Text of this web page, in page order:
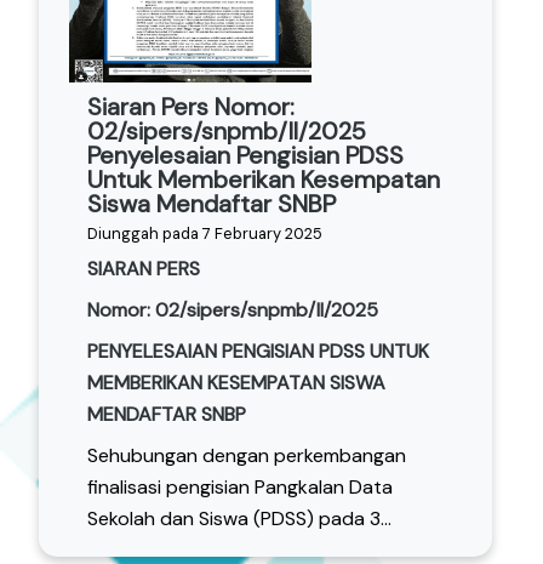
Siaran Pers Nomor:
02/sipers/snpmb/II/2025
Penyelesaian Pengisian PDSS
Untuk Memberikan Kesempatan
Siswa Mendaftar SNBP
Diunggah pada 7 February 2025
SIARAN PERS
Nomor: 02/sipers/snpmb/II/2025
PENYELESAIAN PENGISIAN PDSS UNTUK
MEMBERIKAN KESEMPATAN SISWA
MENDAFTAR SNBP
Sehubungan dengan perkembangan
finalisasi pengisian Pangkalan Data
Sekolah dan Siswa (PDSS) pada 3...